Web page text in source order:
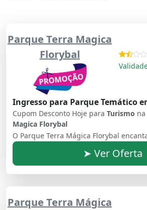
Parque Terra Magica
Florybal
Ingresso para Parque Temático
Cupom Desconto Hoje para Turismo
Magica Florybal
➤ Ver Oferta
Parque Terra Mágica